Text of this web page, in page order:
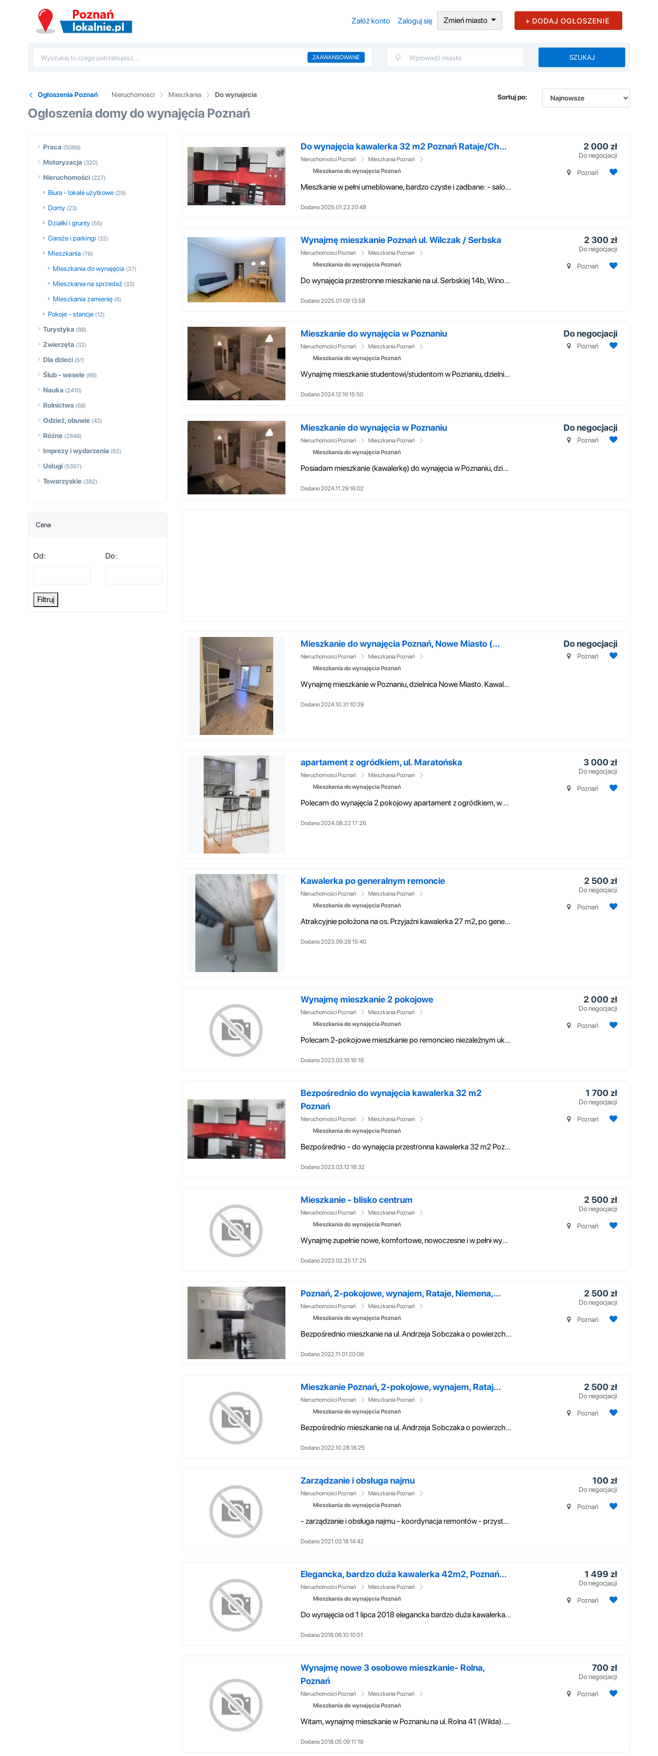
Załóż konto Zaloguj się Zmień miasto + DODAJ OGŁOSZENIE
ZAAWANSOWANE SZUKAJ
Ogłoszenia Poznań Nieruchomosci Mieszkania Do wynajecia
Ogłoszenia domy do wynajęcia Poznań
Sortuj po:
Praca (5069)
Motoryzacja (320)
Nieruchomości (227)
Biura - lokale użytkowe (29)
Domy (23)
Działki i grunty (55)
Garaże i parkingi (32)
Mieszkania (76)
Mieszkania do wynajęcia (37)
Mieszkania na sprzedaż (33)
Mieszkania zamienię (6)
Pokoje - stancje (12)
Turystyka (88)
Zwierzęta (32)
Dla dzieci (51)
Ślub - wesele (66)
Nauka (2410)
Rolnictwo (68)
Odzież, obuwie (43)
Różne (2848)
Imprezy i wydarzenia (62)
Usługi (5397)
Towarzyskie (382)
Cena
Od: Do:
Filtruj
Do wynajęcia kawalerka 32 m2 Poznań Rataje/Ch...
Nieruchomości Poznań
Mieszkania Poznań
Mieszkania do wynajęcia Poznań
Mieszkanie w pełni umeblowane, bardzo czyste i zadbane: - salon: sofa r...
Dodano 2025.01.23 20:48
2 000 zł
Do negocjacji
Poznań
Wynajmę mieszkanie Poznań ul. Wilczak / Serbska
Nieruchomości Poznań
Mieszkania Poznań
Mieszkania do wynajęcia Poznań
Do wynajęcia przestronne mieszkanie na ul. Serbskiej 14b, Winogrady, Poz...
Dodano 2025.01.09 13:58
2 300 zł
Do negocjacji
Poznań
Mieszkanie do wynajęcia w Poznaniu
Nieruchomości Poznań
Mieszkania Poznań
Mieszkania do wynajęcia Poznań
Wynajmę mieszkanie studentowi/studentom w Poznaniu, dzielnica Nowe Miast...
Dodano 2024.12.16 15:50
Do negocjacji
Poznań
Mieszkanie do wynajęcia w Poznaniu
Nieruchomości Poznań
Mieszkania Poznań
Mieszkania do wynajęcia Poznań
Posiadam mieszkanie (kawalerkę) do wynajęcia w Poznaniu, dzielnica Nowe ...
Dodano 2024.11.29 16:02
Do negocjacji
Poznań
Mieszkanie do wynajęcia Poznań, Nowe Miasto (...
Nieruchomości Poznań
Mieszkania Poznań
Mieszkania do wynajęcia Poznań
Wynajmę mieszkanie w Poznaniu, dzielnica Nowe Miasto. Kawalerka, pierwsz...
Dodano 2024.10.31 10:39
Do negocjacji
Poznań
apartament z ogródkiem, ul. Maratońska
Nieruchomości Poznań
Mieszkania Poznań
Mieszkania do wynajęcia Poznań
Polecam do wynajęcia 2 pokojowy apartament z ogródkiem, w prestiżowej lo...
Dodano 2024.08.22 17:26
3 000 zł
Do negocjacji
Poznań
Kawalerka po generalnym remoncie
Nieruchomości Poznań
Mieszkania Poznań
Mieszkania do wynajęcia Poznań
Atrakcyjnie położona na os. Przyjaźni kawalerka 27 m2, po generalnym rem...
Dodano 2023.09.28 15:40
2 500 zł
Do negocjacji
Poznań
Wynajmę mieszkanie 2 pokojowe
Nieruchomości Poznań
Mieszkania Poznań
Mieszkania do wynajęcia Poznań
Polecam 2-pokojowe mieszkanie po remoncieo niezależnym układzie pomiesz...
Dodano 2023.03.16 16:18
2 000 zł
Do negocjacji
Poznań
Bezpośrednio do wynajęcia kawalerka 32 m2
Poznań
Nieruchomości Poznań
Mieszkania Poznań
Mieszkania do wynajęcia Poznań
Bezpośrednio - do wynajęcia przestronna kawalerka 32 m2 Poznań Rataje/Ch...
Dodano 2023.03.12 18:32
1 700 zł
Do negocjacji
Poznań
Mieszkanie - blisko centrum
Nieruchomości Poznań
Mieszkania Poznań
Mieszkania do wynajęcia Poznań
Wynajmę zupełnie nowe, komfortowe, nowoczesne i w pełni wyposażone miesz...
Dodano 2023.02.25 17:25
2 500 zł
Do negocjacji
Poznań
Poznań, 2-pokojowe, wynajem, Rataje, Niemena,...
Nieruchomości Poznań
Mieszkania Poznań
Mieszkania do wynajęcia Poznań
Bezpośrednio mieszkanie na ul. Andrzeja Sobczaka o powierzchni 34 m². ...
Dodano 2022.11.01 20:09
2 500 zł
Do negocjacji
Poznań
Mieszkanie Poznań, 2-pokojowe, wynajem, Rataj...
Nieruchomości Poznań
Mieszkania Poznań
Mieszkania do wynajęcia Poznań
Bezpośrednio mieszkanie na ul. Andrzeja Sobczaka o powierzchni 34 m². ...
Dodano 2022.10.28 18:25
2 500 zł
Do negocjacji
Poznań
Zarządzanie i obsługa najmu
Nieruchomości Poznań
Mieszkania Poznań
Mieszkania do wynajęcia Poznań
- zarządzanie i obsługa najmu - koordynacja remontów - przystosowanie do...
Dodano 2021.03.18 14:42
100 zł
Do negocjacji
Poznań
Elegancka, bardzo duża kawalerka 42m2, Poznań...
Nieruchomości Poznań
Mieszkania Poznań
Mieszkania do wynajęcia Poznań
Do wynajęcia od 1 lipca 2018 elegancka bardzo duża kawalerka na Osiedlu ...
Dodano 2018.06.10 10:51
1 499 zł
Do negocjacji
Poznań
Wynajmę nowe 3 osobowe mieszkanie- Rolna,
Poznań
Nieruchomości Poznań
Mieszkania Poznań
Mieszkania do wynajęcia Poznań
Witam, wynajmę mieszkanie w Poznaniu na ul. Rolna 41 (Wilda). Bardzo do...
Dodano 2018.05.09 11:19
700 zł
Do negocjacji
Poznań